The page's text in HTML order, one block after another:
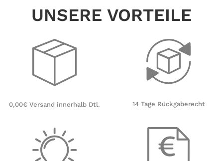
UNSERE VORTEILE
0,00€ Versand innerhalb Dtl. 14 Tage Rückgaberecht